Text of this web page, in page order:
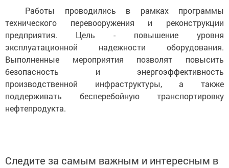
Работы проводились в рамках программы
технического перевооружения и реконструкции
предприятия. Цель - повышение уровня
эксплуатационной надежности оборудования.
Выполненные мероприятия позволят повысить
безопасность и энергоэффективность
производственной инфраструктуры, а также
поддерживать бесперебойную транспортировку
нефтепродукта.
Следите за самым важным и интересным в